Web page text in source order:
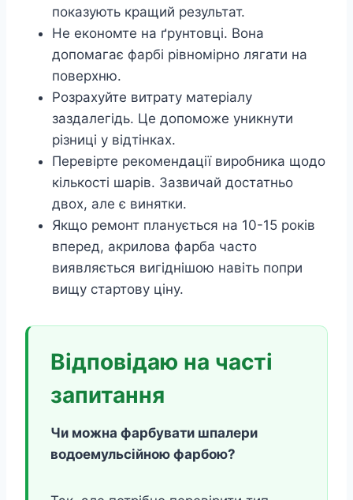
показують кращий результат.
Не економте на ґрунтовці. Вона
допомагає фарбі рівномірно лягати на
поверхню.
Розрахуйте витрату матеріалу
заздалегідь. Це допоможе уникнути
різниці у відтінках.
Перевірте рекомендації виробника щодо
кількості шарів. Зазвичай достатньо
двох, але є винятки.
Якщо ремонт планується на 10-15 років
вперед, акрилова фарба часто
виявляється вигіднішою навіть попри
вищу стартову ціну.
Відповідаю на часті
запитання
Чи можна фарбувати шпалери
водоемульсійною фарбою?